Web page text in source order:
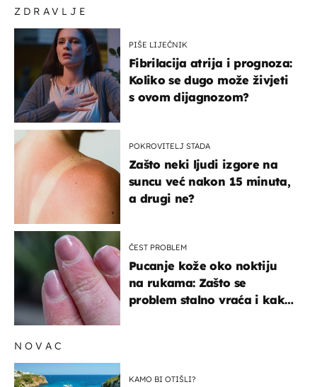
ZDRAVLJE
PIŠE LIJEČNIK
Fibrilacija atrija i prognoza:
Koliko se dugo može živjeti
s ovom dijagnozom?
POKROVITELJ STADA
Zašto neki ljudi izgore na
suncu već nakon 15 minuta,
a drugi ne?
ČEST PROBLEM
Pucanje kože oko noktiju
na rukama: Zašto se
problem stalno vraća i kako
NOVAC
KAMO BI OTIŠLI?